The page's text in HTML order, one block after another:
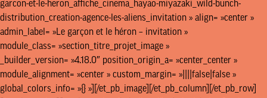
J’ACCEPTE LES CONDITIONS
D’UTILISATION
JE M’ABONNE
garcon-et-le-heron_affiche_cinema_hayao-miyazaki_wild-bunch-
distribution_creation-agence-les-aliens_invitation » align= »center »
admin_label= »Le garçon et le héron – invitation »
module_class= »section_titre_projet_image »
_builder_version= »4.18.0″ position_origin_a= »center_center »
module_alignment= »center » custom_margin= »||||false|false »
global_colors_info= »{} »][/et_pb_image][/et_pb_column][/et_pb_row]